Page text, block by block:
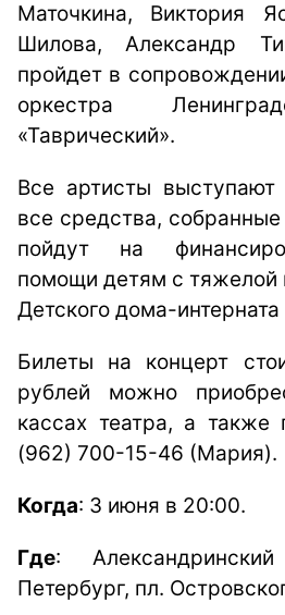
Маточкина, Виктория
Шилова, Александр
пройдет в
оркестра
«Таврический».
Все артисты выступают
все средства, собранные
пойдут на
помощи детям с тяжелой
Детского дома-
Билеты на концерт
рублей можно
кассах театра, а также
(962) 700-15-46 (Мария).
Когда: 3 июня в 20:00.
Где:
Петербург, пл.